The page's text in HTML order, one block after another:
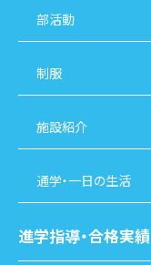
部活動
制服
施設紹介
通学・一日の生活
進学指導・合格実績